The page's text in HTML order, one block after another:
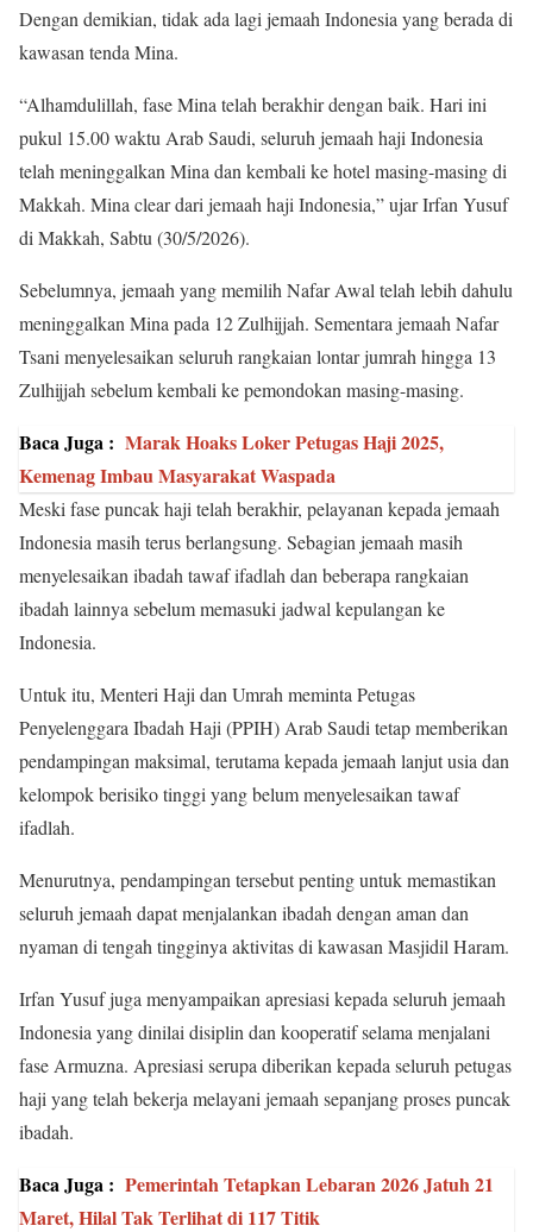
Dengan demikian, tidak ada lagi jemaah Indonesia yang berada di
kawasan tenda Mina.
“Alhamdulillah, fase Mina telah berakhir dengan baik. Hari ini
pukul 15.00 waktu Arab Saudi, seluruh jemaah haji Indonesia
telah meninggalkan Mina dan kembali ke hotel masing-masing di
Makkah. Mina clear dari jemaah haji Indonesia,” ujar Irfan Yusuf
di Makkah, Sabtu (30/5/2026).
Sebelumnya, jemaah yang memilih Nafar Awal telah lebih dahulu
meninggalkan Mina pada 12 Zulhijjah. Sementara jemaah Nafar
Tsani menyelesaikan seluruh rangkaian lontar jumrah hingga 13
Zulhijjah sebelum kembali ke pemondokan masing-masing.
Baca Juga : Marak Hoaks Loker Petugas Haji 2025,
Kemenag Imbau Masyarakat Waspada
Meski fase puncak haji telah berakhir, pelayanan kepada jemaah
Indonesia masih terus berlangsung. Sebagian jemaah masih
menyelesaikan ibadah tawaf ifadlah dan beberapa rangkaian
ibadah lainnya sebelum memasuki jadwal kepulangan ke
Indonesia.
Untuk itu, Menteri Haji dan Umrah meminta Petugas
Penyelenggara Ibadah Haji (PPIH) Arab Saudi tetap memberikan
pendampingan maksimal, terutama kepada jemaah lanjut usia dan
kelompok berisiko tinggi yang belum menyelesaikan tawaf
ifadlah.
Menurutnya, pendampingan tersebut penting untuk memastikan
seluruh jemaah dapat menjalankan ibadah dengan aman dan
nyaman di tengah tingginya aktivitas di kawasan Masjidil Haram.
Irfan Yusuf juga menyampaikan apresiasi kepada seluruh jemaah
Indonesia yang dinilai disiplin dan kooperatif selama menjalani
fase Armuzna. Apresiasi serupa diberikan kepada seluruh petugas
haji yang telah bekerja melayani jemaah sepanjang proses puncak
ibadah.
Baca Juga : Pemerintah Tetapkan Lebaran 2026 Jatuh 21
Maret, Hilal Tak Terlihat di 117 Titik